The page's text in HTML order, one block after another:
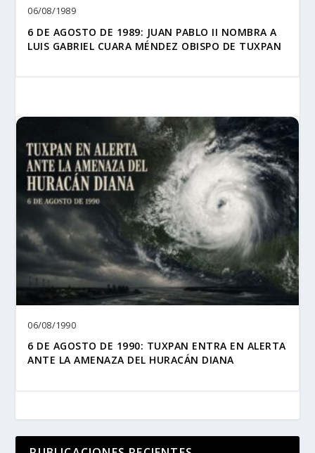
06/08/1989
6 DE AGOSTO DE 1989: JUAN PABLO II NOMBRA A
LUIS GABRIEL CUARA MÉNDEZ OBISPO DE TUXPAN
06/08/1990
6 DE AGOSTO DE 1990: TUXPAN ENTRA EN ALERTA
ANTE LA AMENAZA DEL HURACÁN DIANA